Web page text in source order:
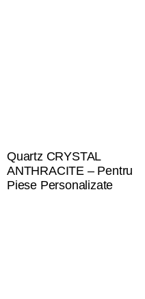
Quartz CRYSTAL
ANTHRACITE – Pentru
Piese Personalizate